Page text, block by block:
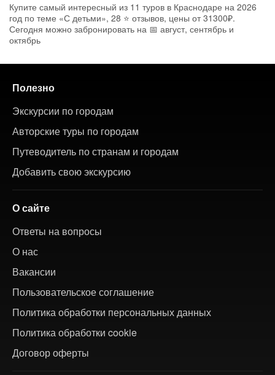
Купите самый интересный из 11 туров в Краснодаре на 2026
год по теме «С детьми», 28 ⭐ отзывов, цены от 31300₽.
Сегодня можно забронировать на 📅 август, сентябрь и
октябрь
Полезно
Экскурсии по городам
Авторские туры по городам
Путеводитель по странам и городам
Добавить свою экскурсию
О сайте
Ответы на вопросы
О нас
Вакансии
Пользовательское соглашение
Политика обработки персональных данных
Политика обработки cookie
Договор оферты